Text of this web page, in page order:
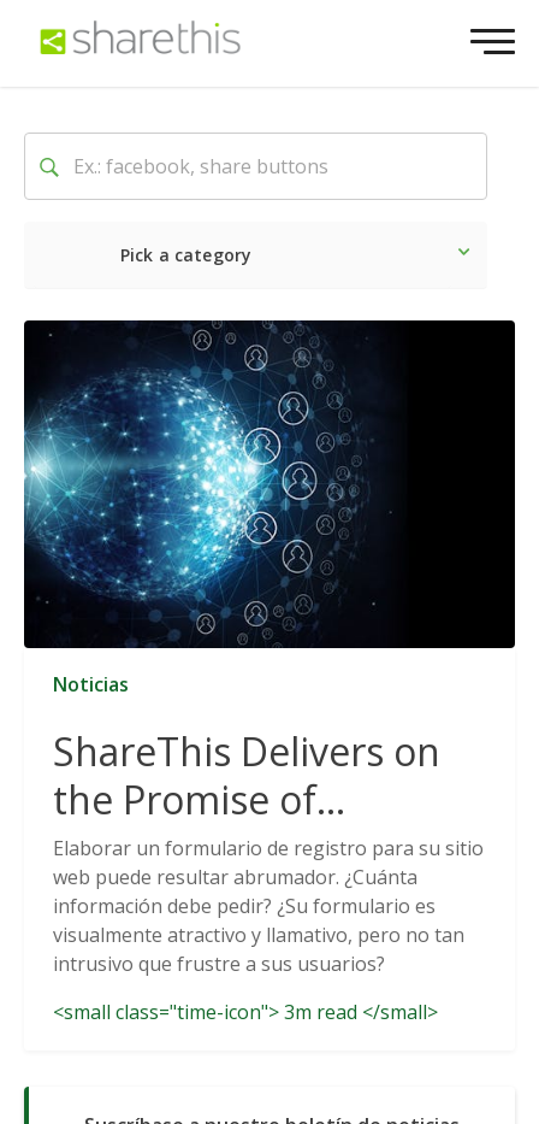
Pick a category
Lo último Social
Noticias
ShareThis Delivers on
the Promise of
Cookieless Data
Solutions
Elaborar un formulario de registro para su sitio
web puede resultar abrumador. ¿Cuánta
información debe pedir? ¿Su formulario es
visualmente atractivo y llamativo, pero no tan
intrusivo que frustre a sus usuarios?
<small class="time-icon"> 3m read </small>